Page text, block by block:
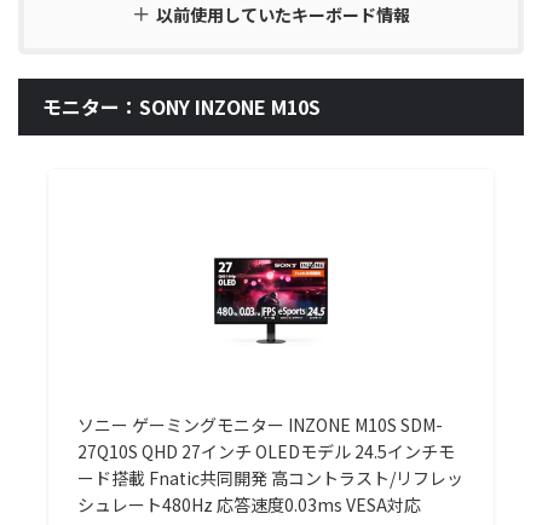
以前使用していたキーボード情報
モニター：SONY INZONE M10S
ソニー ゲーミングモニター INZONE M10S SDM-
27Q10S QHD 27インチ OLEDモデル 24.5インチモ
ード搭載 Fnatic共同開発 高コントラスト/リフレッ
シュレート480Hz 応答速度0.03ms VESA対応